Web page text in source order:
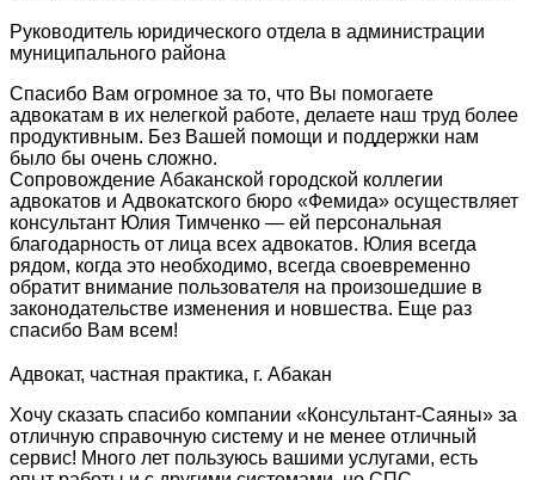
Руководитель юридического отдела в администрации
муниципального района
Спасибо Вам огромное за то, что Вы помогаете
адвокатам в их нелегкой работе, делаете наш труд более
продуктивным. Без Вашей помощи и поддержки нам
было бы очень сложно.
Сопровождение Абаканской городской коллегии
адвокатов и Адвокатского бюро «Фемида» осуществляет
консультант Юлия Тимченко — ей персональная
благодарность от лица всех адвокатов. Юлия всегда
рядом, когда это необходимо, всегда своевременно
обратит внимание пользователя на произошедшие в
законодательстве изменения и новшества. Еще раз
спасибо Вам всем!
Адвокат, частная практика, г. Абакан
Хочу сказать спасибо компании «Консультант-Саяны» за
отличную справочную систему и не менее отличный
сервис! Много лет пользуюсь вашими услугами, есть